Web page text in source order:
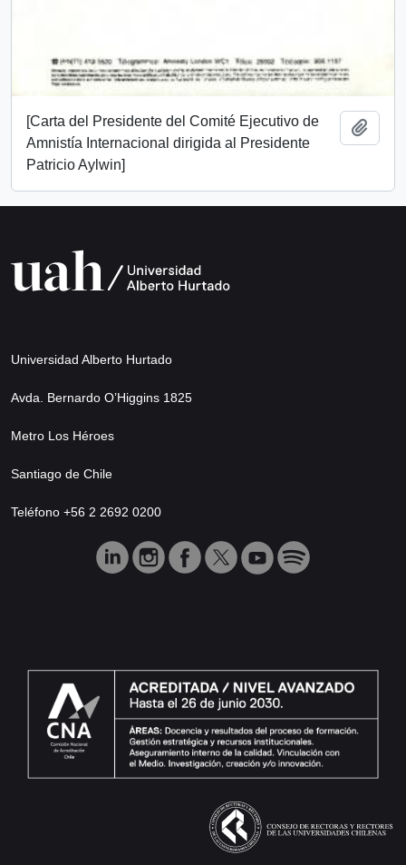
[Carta del Presidente del Comité Ejecutivo de
Amnistía Internacional dirigida al Presidente
Patricio Aylwin]
Universidad Alberto Hurtado
Avda. Bernardo O’Higgins 1825
Metro Los Héroes
Santiago de Chile
Teléfono +56 2 2692 0200